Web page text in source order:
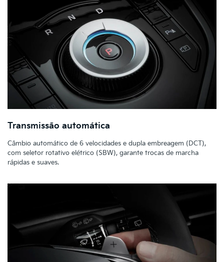
Transmissão automática
Câmbio automático de 6 velocidades e dupla embreagem (DCT),
com seletor rotativo elétrico (SBW), garante trocas de marcha
rápidas e suaves.